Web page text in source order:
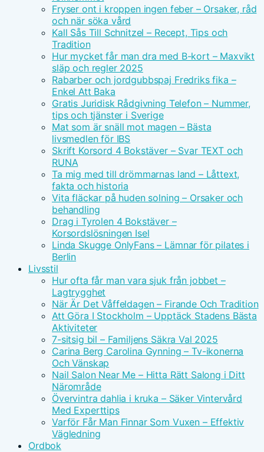
Fryser ont i kroppen ingen feber – Orsaker, råd
och när söka vård
Kall Sås Till Schnitzel – Recept, Tips och
Tradition
Hur mycket får man dra med B-kort – Maxvikt
släp och regler 2025
Rabarber och jordgubbspaj Fredriks fika –
Enkel Att Baka
Gratis Juridisk Rådgivning Telefon – Nummer,
tips och tjänster i Sverige
Mat som är snäll mot magen – Bästa
livsmedlen för IBS
Skrift Korsord 4 Bokstäver – Svar TEXT och
RUNA
Ta mig med till drömmarnas land – Låttext,
fakta och historia
Vita fläckar på huden solning – Orsaker och
behandling
Drag i Tyrolen 4 Bokstäver –
Korsordslösningen Isel
Linda Skugge OnlyFans – Lämnar för pilates i
Berlin
Livsstil
Hur ofta får man vara sjuk från jobbet –
Lagtrygghet
När Är Det Våffeldagen – Firande Och Tradition
Att Göra I Stockholm – Upptäck Stadens Bästa
Aktiviteter
7-sitsig bil – Familjens Säkra Val 2025
Carina Berg Carolina Gynning – Tv-ikonerna
Och Vänskap
Nail Salon Near Me – Hitta Rätt Salong i Ditt
Närområde
Övervintra dahlia i kruka – Säker Vintervård
Med Experttips
Varför Får Man Finnar Som Vuxen – Effektiv
Vägledning
Ordbok